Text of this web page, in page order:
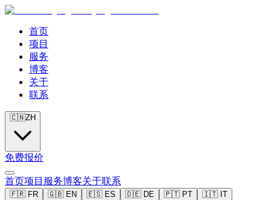
首页
项目
服务
博客
关于
联系
🇨🇳ZH
免费报价
首页项目 服务博客关于联系
🇫🇷 FR 🇬🇧 EN 🇪🇸 ES 🇩🇪 DE 🇵🇹 PT 🇮🇹 IT